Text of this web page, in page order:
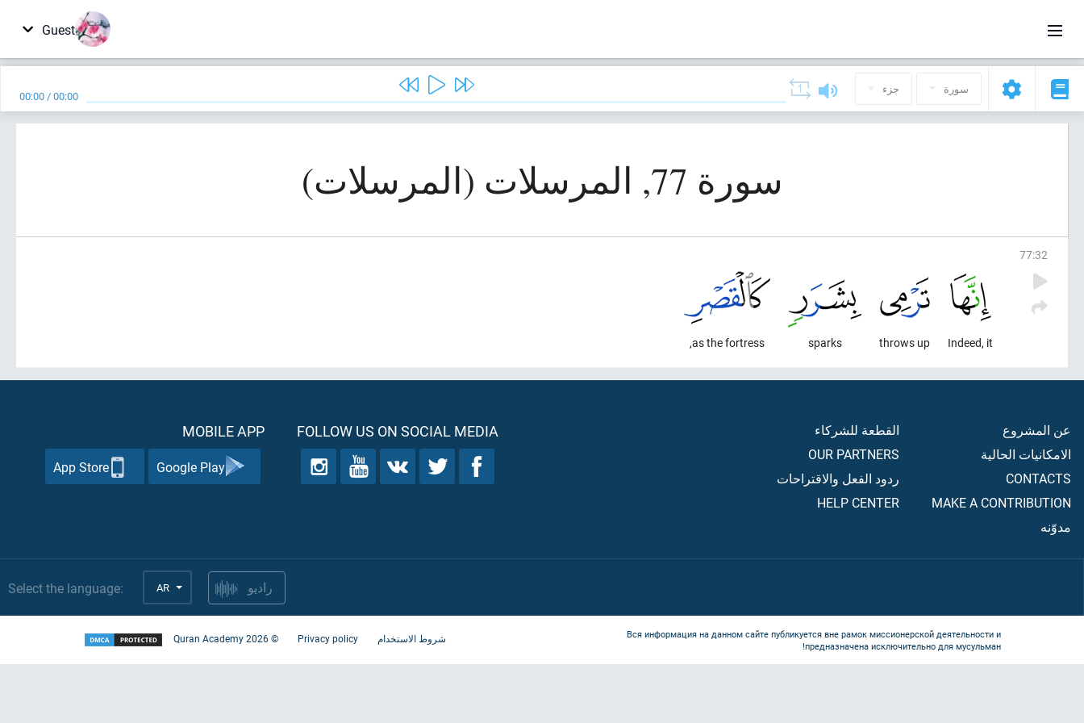
Guest
سورة جزء 00:00 /00:00
سورة 77, المرسلات (المرسلات)
77:32
Indeed, it
throws up
sparks
as the fortress,
عن المشروع
الامكانيات الحالية
CONTACTS
MAKE A CONTRIBUTION
مدوّنه
القطعة للشركاء
OUR PARTNERS
ردود الفعل والاقتراحات
HELP CENTER
FOLLOW US ON SOCIAL MEDIA
MOBILE APP
Google Play
App Store
Select the language: AR راديو
Вся информация на данном сайте публикуется вне рамок миссионерской деятельности и
предназначена исключительно для мусульман!
شروط الاستخدام Privacy policy
©
2026